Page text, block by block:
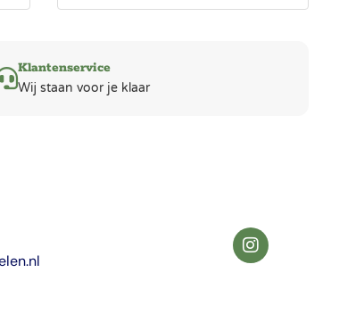
Klantenservice
Wij staan voor je klaar